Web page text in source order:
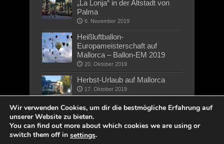
„La Lonja“ in der Altstadt von
Palma
6. November 2019
Heißluftballon-
Europameisterschaft auf
Mallorca – Ballon-EM 2019
20. Oktober 2019
Herbst-Urlaub auf Mallorca
17. Oktober 2019
Wir verwenden Cookies, um dir die bestmögliche Erfahrung auf
unserer Website zu bieten.
You can find out more about which cookies we are using or
switch them off in settings.